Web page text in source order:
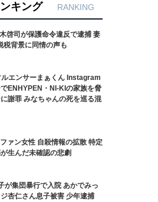
キング RANKING
啓司が保護命令違反で逮捕 妻
税背景に同情の声も
エンサーまぁくん Instagram
ENHYPEN・NI-KIの家族を脅
謝罪 みなちゃんの死を巡る混
ァン女性 自殺情報の拡散 特定
生んだ未確認の悲劇
が集団暴行で入院 あかでみっ
杏仁さん息子被害 少年逮捕